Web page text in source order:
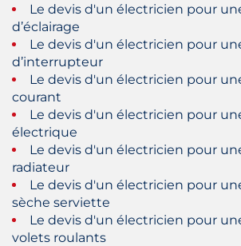
Le devis d'un électricien pour
d’éclairage
Le devis d'un électricien pour
d’interrupteur
Le devis d'un électricien pour
courant
Le devis d'un électricien pour
électrique
Le devis d'un électricien pour
radiateur
Le devis d'un électricien pour
sèche serviette
Le devis d'un électricien pour
volets roulants